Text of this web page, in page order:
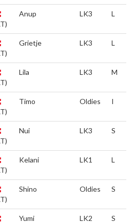
Anup LK3 L
Grietje LK3 L
Lila LK3 M
Timo Oldies I
Nui LK3 S
Kelani LK1 L
Shino Oldies S
Yumi LK2 S